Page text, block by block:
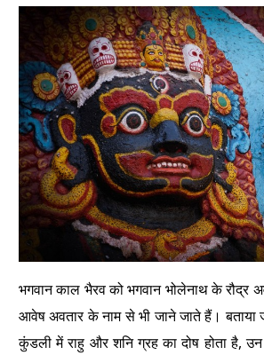
भगवान काल भैरव को भगवान भोलेनाथ के रौद्र
आवेष अवतार के नाम से भी जाने जाते हैं। बताया
कुंडली में राहु और शनि ग्रह का दोष होता है,